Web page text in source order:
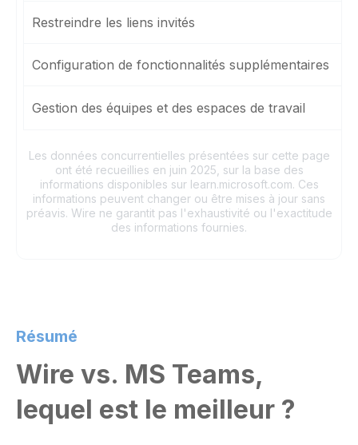
Restreindre les liens invités
Configuration de fonctionnalités supplémentaires
Gestion des équipes et des espaces de travail
Les données concurrentielles présentées sur cette page
ont été recueillies en juin 2025, sur la base des
informations disponibles sur learn.microsoft.com. Ces
informations peuvent changer ou être mises à jour sans
préavis. Wire ne garantit pas l'exhaustivité ou l'exactitude
des informations fournies.
Résumé
Wire vs. MS Teams,
lequel est le meilleur ?